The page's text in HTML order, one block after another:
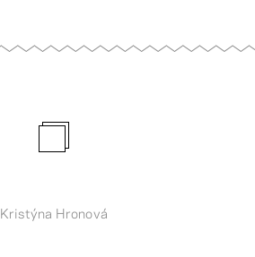
Kristýna Hronová